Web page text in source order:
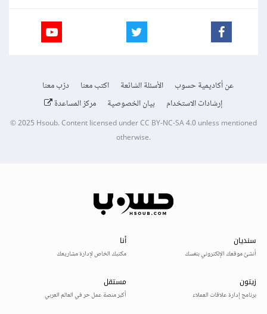
عن أكاديمية حسوب الأسئلة الشائعة اكتب معنا
درّب معنا
إرشادات الاستخدام
بيان الخصوصية مركز المساعدة
© 2025Hsoub.Content licensed underCC BY-NC-SA 4.0unless mentioned
otherwise.